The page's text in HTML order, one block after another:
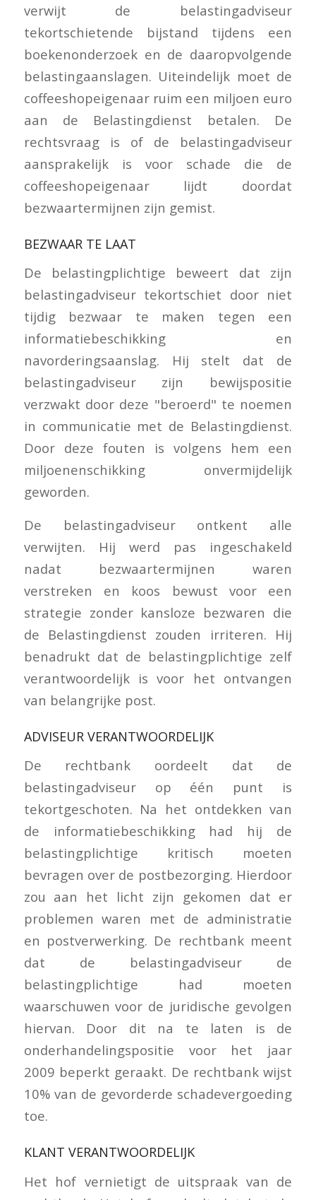
verwijt de belastingadviseur
tekortschietende bijstand tijdens een
boekenonderzoek en de daaropvolgende
belastingaanslagen. Uiteindelijk moet de
coffeeshopeigenaar ruim een miljoen euro
aan de Belastingdienst betalen. De
rechtsvraag is of de belastingadviseur
aansprakelijk is voor schade die de
coffeeshopeigenaar lijdt doordat
bezwaartermijnen zijn gemist.
BEZWAAR TE LAAT
De belastingplichtige beweert dat zijn
belastingadviseur tekortschiet door niet
tijdig bezwaar te maken tegen een
informatiebeschikking en
navorderingsaanslag. Hij stelt dat de
belastingadviseur zijn bewijspositie
verzwakt door deze "beroerd" te noemen
in communicatie met de Belastingdienst.
Door deze fouten is volgens hem een
miljoenenschikking onvermijdelijk
geworden.
De belastingadviseur ontkent alle
verwijten. Hij werd pas ingeschakeld
nadat bezwaartermijnen waren
verstreken en koos bewust voor een
strategie zonder kansloze bezwaren die
de Belastingdienst zouden irriteren. Hij
benadrukt dat de belastingplichtige zelf
verantwoordelijk is voor het ontvangen
van belangrijke post.
ADVISEUR VERANTWOORDELIJK
De rechtbank oordeelt dat de
belastingadviseur op één punt is
tekortgeschoten. Na het ontdekken van
de informatiebeschikking had hij de
belastingplichtige kritisch moeten
bevragen over de postbezorging. Hierdoor
zou aan het licht zijn gekomen dat er
problemen waren met de administratie
en postverwerking. De rechtbank meent
dat de belastingadviseur de
belastingplichtige had moeten
waarschuwen voor de juridische gevolgen
hiervan. Door dit na te laten is de
onderhandelingspositie voor het jaar
2009 beperkt geraakt. De rechtbank wijst
10% van de gevorderde schadevergoeding
toe.
KLANT VERANTWOORDELIJK
Het hof vernietigt de uitspraak van de